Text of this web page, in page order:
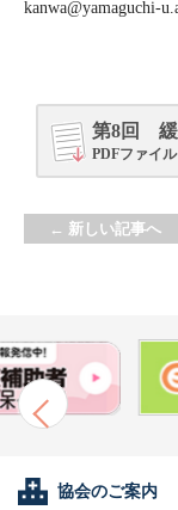
kanwa@yamaguchi-
第8回 緩
PDFファイル
← 新しい記事へ
協会のご案内